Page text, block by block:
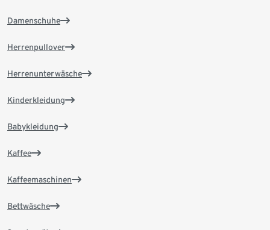
Damenschuhe
Herrenpullover
Herrenunterwäsche
Kinderkleidung
Babykleidung
Kaffee
Kaffeemaschinen
Bettwäsche